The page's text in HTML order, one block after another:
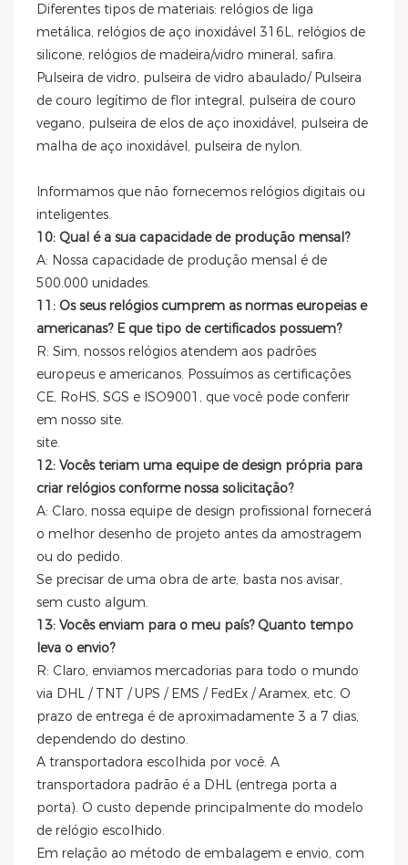
Diferentes tipos de materiais: relógios de liga
metálica, relógios de aço inoxidável 316L, relógios de
silicone, relógios de madeira/vidro mineral, safira.
Pulseira de vidro, pulseira de vidro abaulado/ Pulseira
de couro legítimo de flor integral, pulseira de couro
vegano, pulseira de elos de aço inoxidável, pulseira de
malha de aço inoxidável, pulseira de nylon.
Informamos que não fornecemos relógios digitais ou
inteligentes.
10: Qual é a sua capacidade de produção mensal?
A: Nossa capacidade de produção mensal é de
500.000 unidades.
11: Os seus relógios cumprem as normas europeias e
americanas? E que tipo de certificados possuem?
R: Sim, nossos relógios atendem aos padrões
europeus e americanos. Possuímos as certificações
CE, RoHS, SGS e ISO9001, que você pode conferir
em nosso site.
site.
12: Vocês teriam uma equipe de design própria para
criar relógios conforme nossa solicitação?
A: Claro, nossa equipe de design profissional fornecerá
o melhor desenho de projeto antes da amostragem
ou do pedido.
Se precisar de uma obra de arte, basta nos avisar,
sem custo algum.
13: Vocês enviam para o meu país? Quanto tempo
leva o envio?
R: Claro, enviamos mercadorias para todo o mundo
via DHL / TNT / UPS / EMS / FedEx / Aramex, etc. O
prazo de entrega é de aproximadamente 3 a 7 dias,
dependendo do destino.
A transportadora escolhida por você. A
transportadora padrão é a DHL (entrega porta a
porta). O custo depende principalmente do modelo
de relógio escolhido.
Em relação ao método de embalagem e envio, com